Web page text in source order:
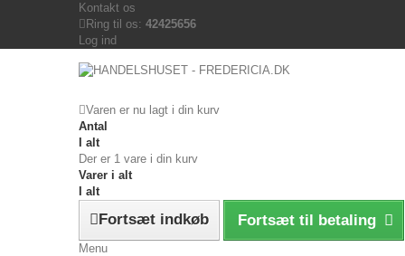
Kontakt os
Ring til os: 42425656
Log ind
Varen er nu lagt i din kurv
Antal
I alt
Der er 1 vare i din kurv
Varer i alt
I alt
Fortsæt indkøb Fortsæt til betaling
Menu